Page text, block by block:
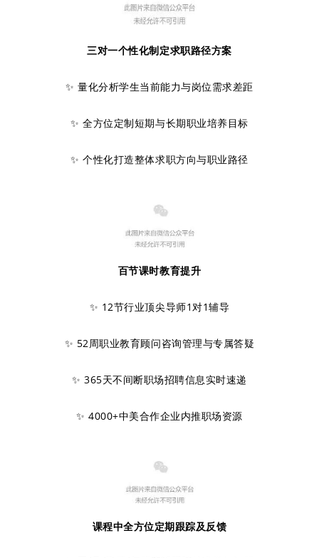
三对一个性化制定求职路径方案
✨ 量化分析学生当前能力与岗位需求差距
✨ 全方位定制短期与长期职业培养目标
✨ 个性化打造整体求职方向与职业路径
百节课时教育提升
✨ 12节行业顶尖导师1对1辅导
✨ 52周职业教育顾问咨询管理与专属答疑
✨ 365天不间断职场招聘信息实时速递
✨ 4000+中美合作企业内推职场资源
课程中全方位定期跟踪及反馈